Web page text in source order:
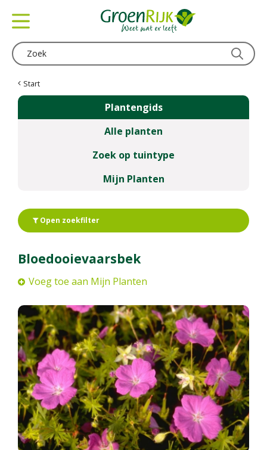
Start
Plantengids
Alle planten
Zoek op tuintype
Mijn Planten
Open zoekfilter
Bloedooievaarsbek
Voeg toe aan Mijn Planten